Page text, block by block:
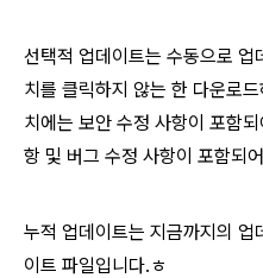
선택적 업데이트는 수동으로 업
치를 클릭하지 않는 한 다운로
치에는 보안 수정 사항이 포함
항 및 버그 수정 사항이 포함되
누적 업데이트는 지금까지의 업
이트 파일입니다.ㅎ